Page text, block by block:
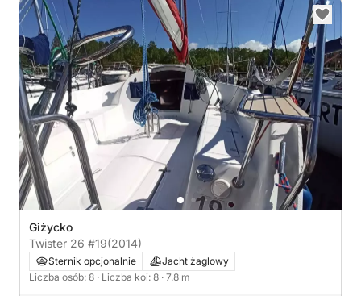
Giżycko
Twister 26 #19(2014)
Sternik opcjonalnie
Jacht żaglowy
Liczba osób: 8 · Liczba koi: 8 · 7.8 m